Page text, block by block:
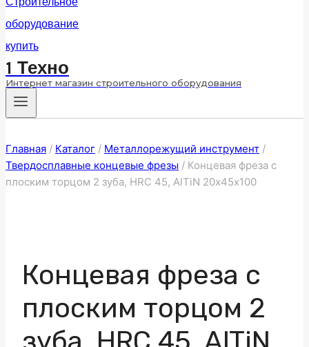
1 Техно
Интернет магазин строительного оборудования
Главная / Каталог / Металлорежущий инструмент /
Твердосплавные концевые фрезы / Концевая фреза с
плоским торцом 2 зуба, HRC 45, AlTiN 20х45х100
Концевая фреза с
плоским торцом 2